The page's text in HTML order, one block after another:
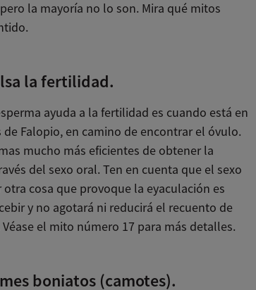
la mayoría no lo son. Mira qué mitos
la fertilidad.
ayuda a la fertilidad es cuando está en
Falopio, en camino de encontrar el óvulo.
mucho más eficientes de obtener la
del sexo oral. Ten en cuenta que el sexo
cosa que provoque la eyaculación es
y no agotará ni reducirá el recuento de
el mito número 17 para más detalles.
boniatos (camotes).